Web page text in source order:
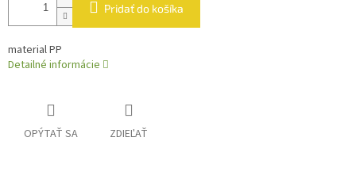
Pridať do košíka
material PP
Detailné informácie
OPÝTAŤ SA ZDIEĽAŤ